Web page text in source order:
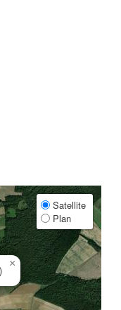
×
Satellite
Plan